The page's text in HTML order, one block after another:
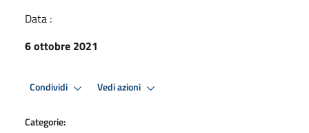
Data :
6 ottobre 2021
Condividi Vedi azioni
Categorie: